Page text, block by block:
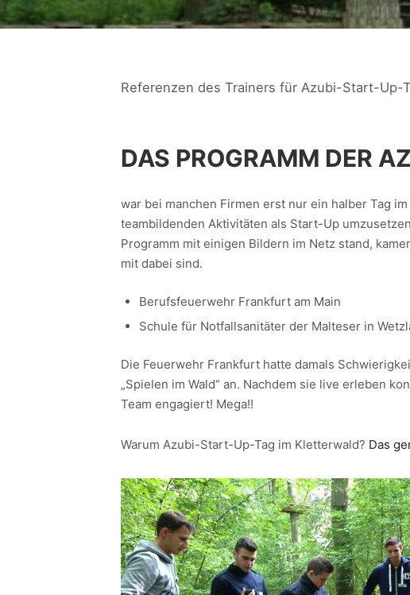
Referenzen des Trainers für Azubi-Start-Up-
DAS PROGRAMM DER
war bei manchen Firmen erst nur ein halber Tag
teambildenden Aktivitäten als Start-Up
Programm mit einigen Bildern im Netz stand,
mit dabei sind.
Berufsfeuerwehr Frankfurt am Main
Schule für Notfallsanitäter der Malteser in
Die Feuerwehr Frankfurt hatte damals
„Spielen im Wald“ an. Nachdem sie live erleben
Team engagiert! Mega!!
Warum Azubi-Start-Up-Tag im Kletterwald? Das